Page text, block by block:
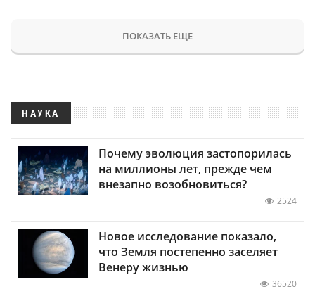
ПОКАЗАТЬ ЕЩЕ
НАУКА
Почему эволюция застопорилась
на миллионы лет, прежде чем
внезапно возобновиться?
2524
Новое исследование показало,
что Земля постепенно заселяет
Венеру жизнью
36520